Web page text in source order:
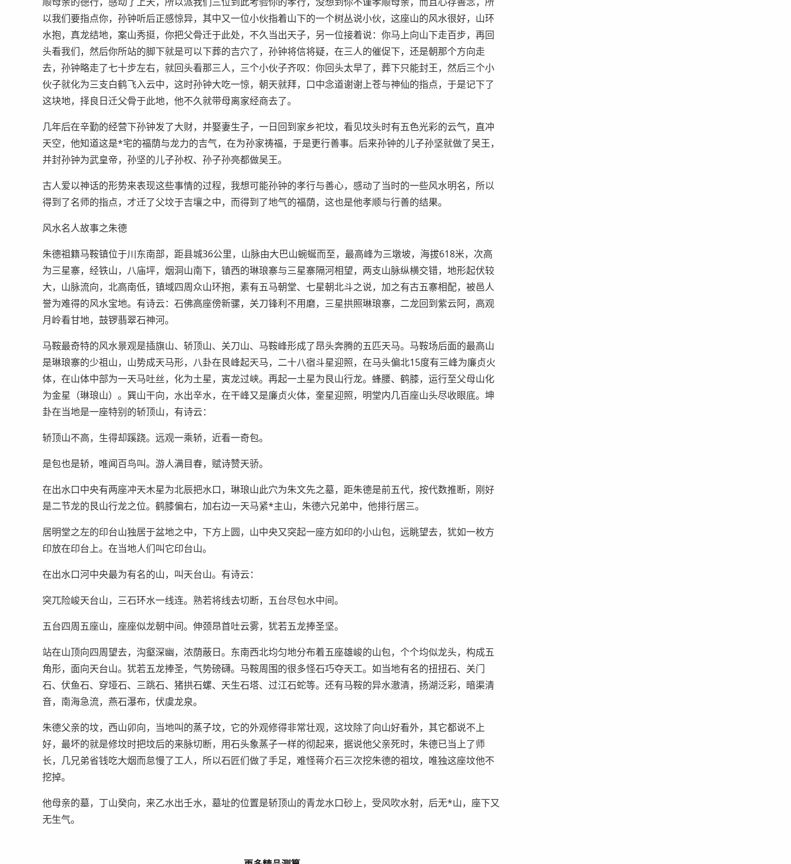
以我们要指点你，孙钟听后正感惊异，其中又一位小伙指着山下的一个树丛说小伙，这座山的风水很好，山环
水抱，真龙结地，案山秀挺，你把父骨迁于此处，不久当出天子，另一位接着说：你马上向山下走百步，再回
头看我们，然后你所站的脚下就是可以下葬的吉穴了，孙钟将信将疑，在三人的催促下，还是朝那个方向走
去，孙钟略走了七十步左右，就回头看那三人，三个小伙子齐叹：你回头太早了，葬下只能封王，然后三个小
伙子就化为三支白鹤飞入云中，这时孙钟大吃一惊，朝天就拜，口中念道谢谢上苍与神仙的指点，于是记下了
这块地，择良日迁父骨于此地，他不久就带母离家经商去了。
几年后在辛勤的经营下孙钟发了大财，并娶妻生子，一日回到家乡祀坟，看见坟头时有五色光彩的云气，直冲
天空，他知道这是*宅的福荫与龙力的吉气，在为孙家祷福，于是更行善事。后来孙钟的儿子孙坚就做了吴王，
并封孙钟为武皇帝，孙坚的儿子孙权、孙子孙亮都做吴王。
古人爱以神话的形势来表现这些事情的过程，我想可能孙钟的孝行与善心，感动了当时的一些风水明名，所以
得到了名师的指点，才迁了父坟于吉壤之中，而得到了地气的福荫，这也是他孝顺与行善的结果。
风水名人故事之朱德
朱德祖籍马鞍镇位于川东南部，距县城36公里，山脉由大巴山蜿蜒而至，最高峰为三墩坡，海拔618米，次高
为三星寨，经铁山，八庙坪，烟洞山南下，镇西的琳琅寨与三星寨隔河相望，两支山脉纵横交错，地形起伏较
大，山脉流向，北高南低，镇域四周众山环抱，素有五马朝堂、七星朝北斗之说，加之有古五寨相配，被邑人
誉为难得的风水宝地。有诗云：石佛高座傍新骡，关刀锋利不用磨，三星拱照琳琅寨，二龙回到紫云阿，高观
月岭看甘地，鼓锣翡翠石神河。
马鞍最奇特的风水景观是插旗山、轿顶山、关刀山、马鞍峰形成了昂头奔腾的五匹天马。马鞍场后面的最高山
是琳琅寨的少祖山，山势成天马形，八卦在艮峰起天马，二十八宿斗星迎照，在马头偏北15度有三峰为廉贞火
体，在山体中部为一天马吐丝，化为土星，寅龙过峡。再起一土星为艮山行龙。蜂腰、鹤膝，运行至父母山化
为金星（琳琅山）。巽山干向，水出辛水，在干峰又是廉贞火体，奎星迎照，明堂内几百座山头尽收眼底。坤
卦在当地是一座特别的轿顶山，有诗云：
轿顶山不高，生得却蹊跷。远观一乘轿，近看一奇包。
是包也是轿，唯闻百鸟叫。游人满目春，赋诗赞天骄。
在出水口中央有两座冲天木星为北辰把水口，琳琅山此穴为朱文先之墓，距朱德是前五代，按代数推断，刚好
是二节龙的艮山行龙之位。鹤膝偏右，加右边一天马紧*主山，朱德六兄弟中，他排行居三。
居明堂之左的印台山独居于盆地之中，下方上圆，山中央又突起一座方如印的小山包，远眺望去，犹如一枚方
印放在印台上。在当地人们叫它印台山。
在出水口河中央最为有名的山，叫天台山。有诗云：
突兀险峻天台山，三石环水一线连。熟若将线去切断，五台尽包水中间。
五台四周五座山，座座似龙朝中间。伸颈昂首吐云雾，犹若五龙捧圣坚。
站在山顶向四周望去，沟壑深幽，浓荫蔽日。东南西北均匀地分布着五座雄峻的山包，个个均似龙头，构成五
角形，面向天台山。犹若五龙捧圣，气势磅礴。马鞍周围的很多怪石巧夺天工。如当地有名的扭扭石、关门
石、伏鱼石、穿垭石、三跳石、猪拱石螺、天生石塔、过江石蛇等。还有马鞍的异水澈清，扬湖泛彩，暗渠清
音，南海急流，燕石瀑布，伏虞龙泉。
朱德父亲的坟，西山卯向，当地叫的蒸子坟，它的外观修得非常壮观，这坟除了向山好看外，其它都说不上
好，最坏的就是修坟时把坟后的来脉切断，用石头象蒸子一样的彻起来，据说他父亲死时，朱德已当上了师
长，几兄弟省钱吃大烟而怠慢了工人，所以石匠们做了手足，难怪蒋介石三次挖朱德的祖坟，唯独这座坟他不
挖掉。
他母亲的墓，丁山癸向，来乙水出壬水，墓址的位置是轿顶山的青龙水口砂上，受风吹水射，后无*山，座下又
无生气。